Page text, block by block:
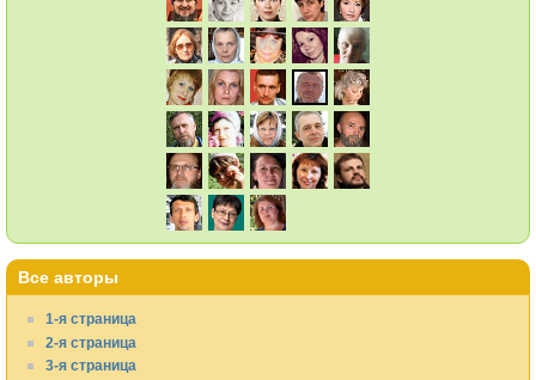
Все авторы
1-я страница
2-я страница
3-я страница